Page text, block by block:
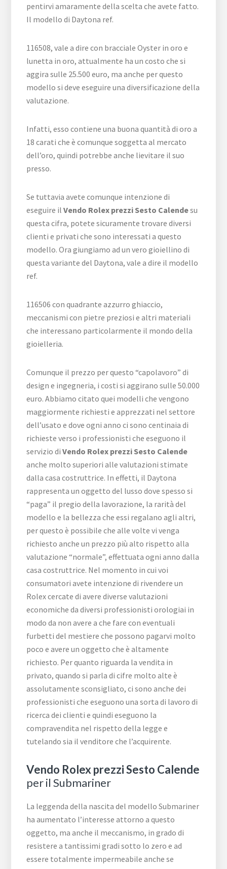
pentirvi amaramente della scelta che avete fatto.
Il modello di Daytona ref.
116508, vale a dire con bracciale Oyster in oro e
lunetta in oro, attualmente ha un costo che si
aggira sulle 25.500 euro, ma anche per questo
modello si deve eseguire una diversificazione della
valutazione.
Infatti, esso contiene una buona quantità di oro a
18 carati che è comunque soggetta al mercato
dell’oro, quindi potrebbe anche lievitare il suo
presso.
Se tuttavia avete comunque intenzione di
eseguire ilVendo Rolex prezzi Sesto Calendesu
questa cifra, potete sicuramente trovare diversi
clienti e privati che sono interessati a questo
modello. Ora giungiamo ad un vero gioiellino di
questa variante del Daytona, vale a dire il modello
ref.
116506 con quadrante azzurro ghiaccio,
meccanismi con pietre preziosi e altri materiali
che interessano particolarmente il mondo della
gioielleria.
Comunque il prezzo per questo “capolavoro” di
design e ingegneria, i costi si aggirano sulle 50.000
euro. Abbiamo citato quei modelli che vengono
maggiormente richiesti e apprezzati nel settore
dell’usato e dove ogni anno ci sono centinaia di
richieste verso i professionisti che eseguono il
servizio diVendo Rolex prezzi Sesto Calende
anche molto superiori alle valutazioni stimate
dalla casa costruttrice. In effetti, il Daytona
rappresenta un oggetto del lusso dove spesso si
“paga” il pregio della lavorazione, la rarità del
modello e la bellezza che essi regalano agli altri,
per questo è possibile che alle volte vi venga
richiesto anche un prezzo più alto rispetto alla
valutazione “normale”, effettuata ogni anno dalla
casa costruttrice. Nel momento in cui voi
consumatori avete intenzione di rivendere un
Rolex cercate di avere diverse valutazioni
economiche da diversi professionisti orologiai in
modo da non avere a che fare con eventuali
furbetti del mestiere che possono pagarvi molto
poco e avere un oggetto che è altamente
richiesto. Per quanto riguarda la vendita in
privato, quando si parla di cifre molto alte è
assolutamente sconsigliato, ci sono anche dei
professionisti che eseguono una sorta di lavoro di
ricerca dei clienti e quindi eseguono la
compravendita nel rispetto della legge e
tutelando sia il venditore che l’acquirente.
Vendo Rolex prezzi Sesto Calende
per il Submariner
La leggenda della nascita del modello Submariner
ha aumentato l’interesse attorno a questo
oggetto, ma anche il meccanismo, in grado di
resistere a tantissimi gradi sotto lo zero e ad
essere totalmente impermeabile anche se